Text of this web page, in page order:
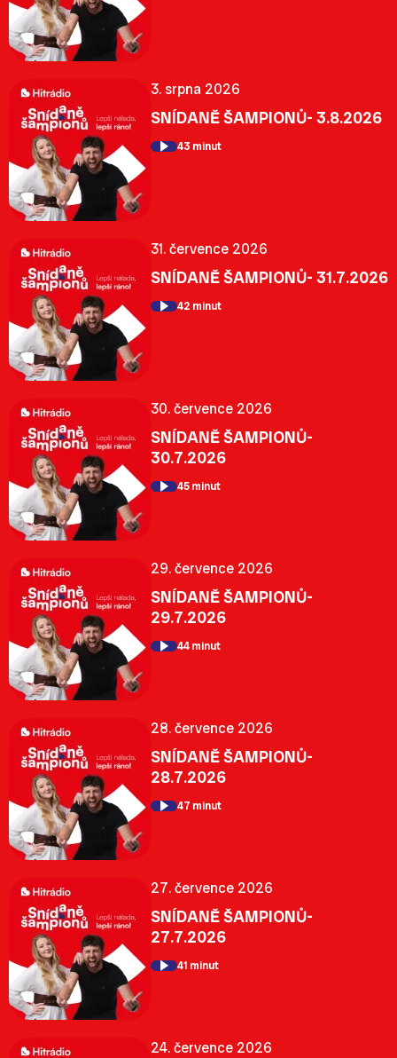
3. srpna 2026
SNÍDANĚ ŠAMPIONŮ- 3.8.2026
43 minut
31. července 2026
SNÍDANĚ ŠAMPIONŮ- 31.7.2026
42 minut
30. července 2026
SNÍDANĚ ŠAMPIONŮ-
30.7.2026
45 minut
29. července 2026
SNÍDANĚ ŠAMPIONŮ-
29.7.2026
44 minut
28. července 2026
SNÍDANĚ ŠAMPIONŮ-
28.7.2026
47 minut
27. července 2026
SNÍDANĚ ŠAMPIONŮ-
27.7.2026
41 minut
24. července 2026